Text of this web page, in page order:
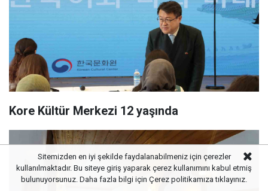
Kore Kültür Merkezi 12 yaşında
Sitemizden en iyi şekilde faydalanabilmeniz için çerezler
kullanılmaktadır. Bu siteye giriş yaparak çerez kullanımını kabul etmiş
bulunuyorsunuz. Daha fazla bilgi için Çerez politikamızatıklayınız.